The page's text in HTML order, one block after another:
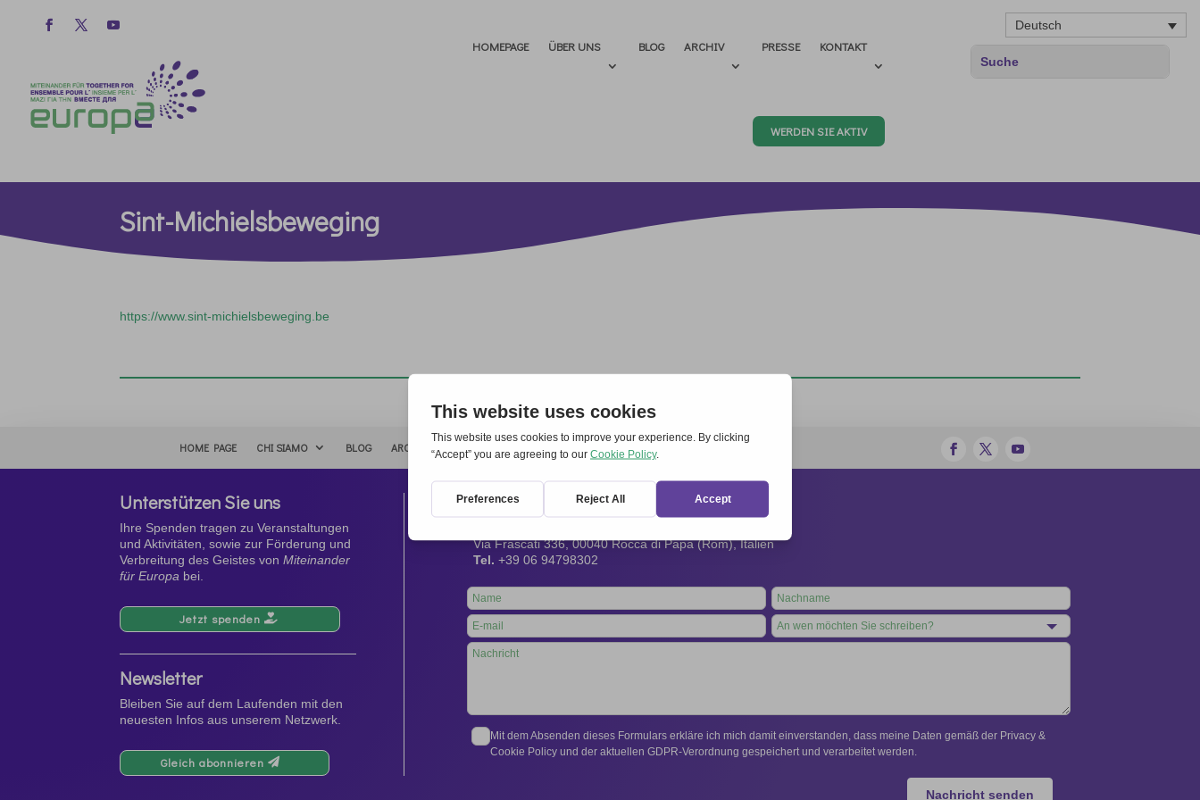
Deutsch
HOMEPAGE ÜBER UNS BLOG ARCHIV PRESSE KONTAKT
WERDEN SIE AKTIV
Sint-Michielsbeweging
https://www.sint-michielsbeweging.be
HOME PAGE CHI SIAMO BLOG ARCHIVIO CONTATTI ATTÌVATI
Unterstützen Sie uns
Ihre Spenden tragen zu Veranstaltungen
und Aktivitäten, sowie zur Förderung und
Verbreitung des Geistes vonMiteinander
für Europa bei.
Jetzt spenden
Newsletter
Bleiben Sie auf dem Laufenden mit den
neuesten Infos aus unserem Netzwerk.
Gleich abonnieren
Kontakt
Via Frascati 336, 00040 Rocca di Papa (Rom), Italien
Tel. +39 06 94798302
Leave
this
field
blank
Mit dem Absenden dieses Formulars erkläre ich mich damit einverstanden, dass meine Daten gemäß der Privacy &
Cookie Policy und der aktuellen GDPR-Verordnung gespeichert und verarbeitet werden.
Nachricht senden